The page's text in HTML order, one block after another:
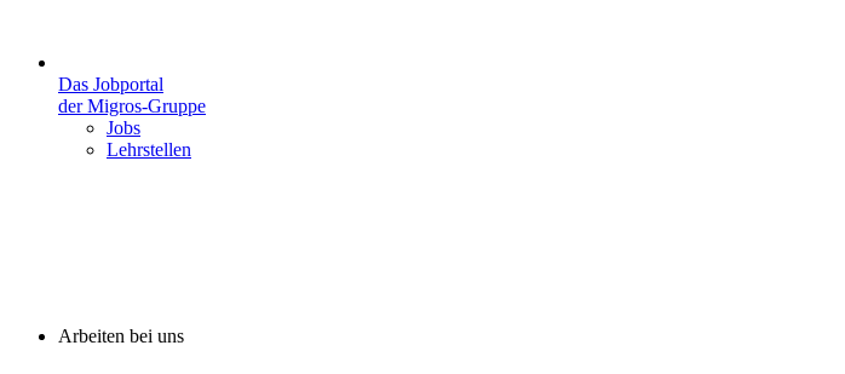
Das Jobportal
der Migros-Gruppe
Jobs
Lehrstellen
Arbeiten bei uns